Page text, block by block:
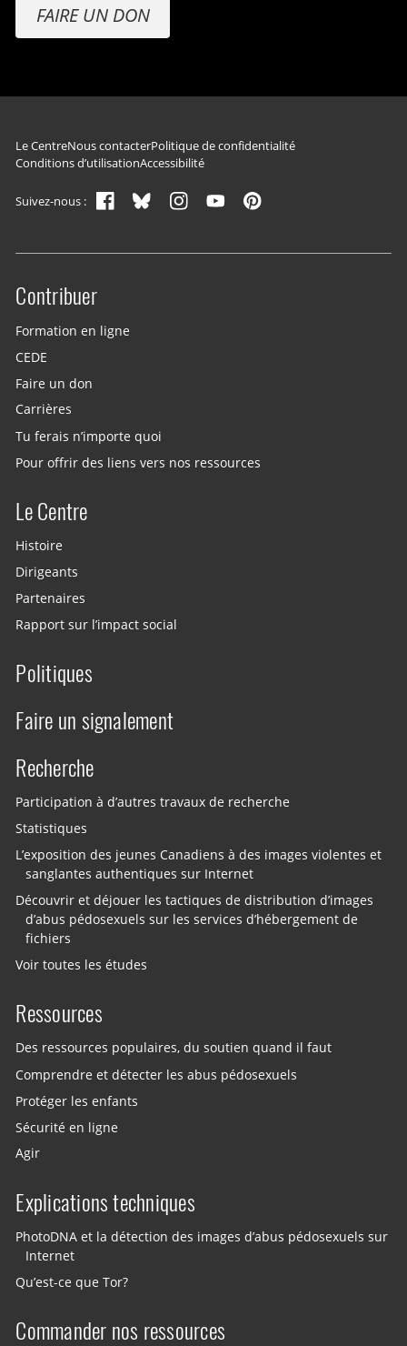
FAIRE UN DON
Navigation du pied de page
Le CentreNous contacterPolitique de confidentialité
Conditions d’utilisationAccessibilité
Suivez-nous :
Site menu
Contribuer
Formation en ligne
CEDE
Faire un don
Carrières
Tu ferais n’importe quoi
Pour offrir des liens vers nos ressources
Le Centre
Histoire
Dirigeants
Partenaires
Rapport sur l’impact social
Politiques
Faire un signalement
Recherche
Participation à d’autres travaux de recherche
Statistiques
L’exposition des jeunes Canadiens à des images violentes et
sanglantes authentiques sur Internet
Découvrir et déjouer les tactiques de distribution d’images
d’abus pédosexuels sur les services d’hébergement de
fichiers
Voir toutes les études
Ressources
Des ressources populaires, du soutien quand il faut
Comprendre et détecter les abus pédosexuels
Protéger les enfants
Sécurité en ligne
Agir
Explications techniques
PhotoDNA et la détection des images d’abus pédosexuels sur
Internet
Qu’est-ce que Tor?
Commander nos ressources